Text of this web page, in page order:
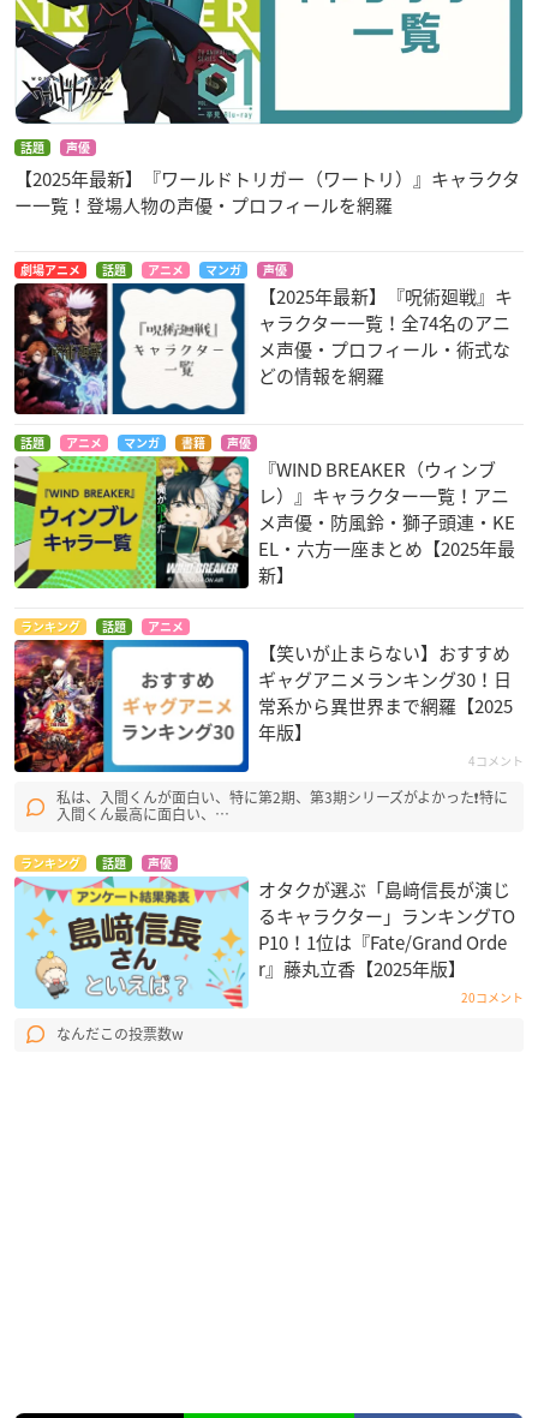
話題 声優
【2025年最新】『ワールドトリガー（ワートリ）』キャラクタ
ー一覧！登場人物の声優・プロフィールを網羅
劇場アニメ 話題 アニメ マンガ 声優
【2025年最新】『呪術廻戦』キ
ャラクター一覧！全74名のアニ
メ声優・プロフィール・術式な
どの情報を網羅
話題 アニメ マンガ 書籍 声優
『WIND BREAKER（ウィンブ
レ）』キャラクター一覧！アニ
メ声優・防風鈴・獅子頭連・KE
EL・六方一座まとめ【2025年最
新】
ランキング 話題 アニメ
【笑いが止まらない】おすすめ
ギャグアニメランキング30！日
常系から異世界まで網羅【2025
年版】
4コメント
私は、入間くんが面白い、特に第2期、第3期シリーズがよかった❗特に
入間くん最高に面白い、…
ランキング 話題 声優
オタクが選ぶ「島﨑信長が演じ
るキャラクター」ランキングTO
P10！1位は『Fate/Grand Orde
r』藤丸立香【2025年版】
20コメント
なんだこの投票数w